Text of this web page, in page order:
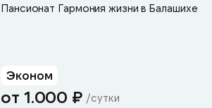
Пансионат Гармония жизни в Балашихе
Эконом
от 1.000 ₽ /сутки